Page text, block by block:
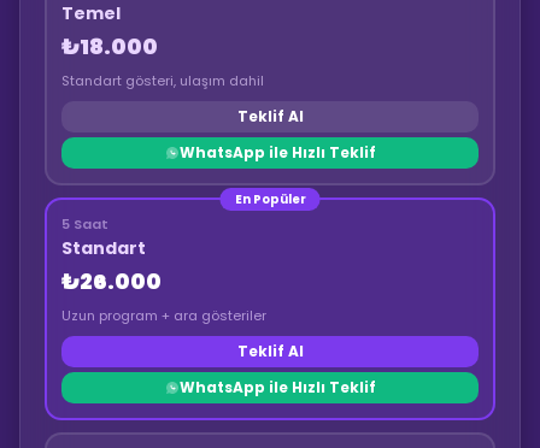
Temel
₺18.000
Standart gösteri, ulaşım dahil
Teklif Al
WhatsApp ile Hızlı Teklif
En Popüler
5 Saat
Standart
₺26.000
Uzun program + ara gösteriler
Teklif Al
WhatsApp ile Hızlı Teklif